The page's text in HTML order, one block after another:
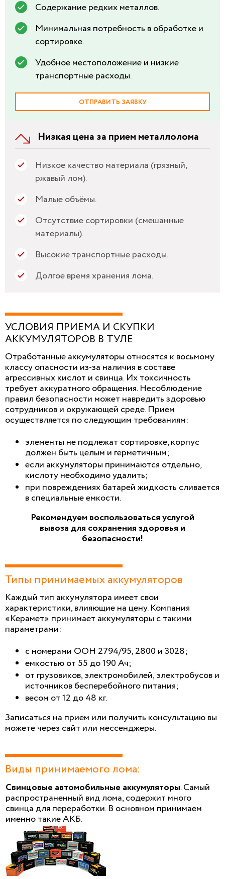
Содержание редких металлов.
Минимальная потребность в обработке и
сортировке.
Удобное местоположение и низкие
транспортные расходы.
ОТПРАВИТЬ ЗАЯВКУ
Низкая цена за прием металлолома
Низкое качество материала (грязный,
ржавый лом).
Малые объёмы.
Отсутствие сортировки (смешанные
материалы).
Высокие транспортные расходы.
Долгое время хранения лома.
УСЛОВИЯ ПРИЕМА И СКУПКИ
АККУМУЛЯТОРОВ В ТУЛЕ
Отработанные аккумуляторы относятся к восьмому
классу опасности из-за наличия в составе
агрессивных кислот и свинца. Их токсичность
требует аккуратного обращения. Несоблюдение
правил безопасности может навредить здоровью
сотрудников и окружающей среде. Прием
осуществляется по следующим требованиям:
элементы не подлежат сортировке, корпус
должен быть целым и герметичным;
если аккумуляторы принимаются отдельно,
кислоту необходимо удалить;
при повреждениях батарей жидкость сливается
в специальные емкости.
Рекомендуем воспользоваться услугой
вывоза для сохранения здоровья и
безопасности!
Типы принимаемых аккумуляторов
Каждый тип аккумулятора имеет свои
характеристики, влияющие на цену. Компания
«Керамет» принимает аккумуляторы с такими
параметрами:
с номерами ООН 2794/95, 2800 и 3028;
емкостью от 55 до 190 Ач;
от грузовиков, электромобилей, электробусов и
источников бесперебойного питания;
весом от 12 до 48 кг.
Записаться на прием или получить консультацию вы
можете через сайт или мессенджеры.
Виды принимаемого лома:
Свинцовые автомобильные аккумуляторы. Самый
распространенный вид лома, содержит много
свинца для переработки. В основном принимаем
именно такие АКБ.